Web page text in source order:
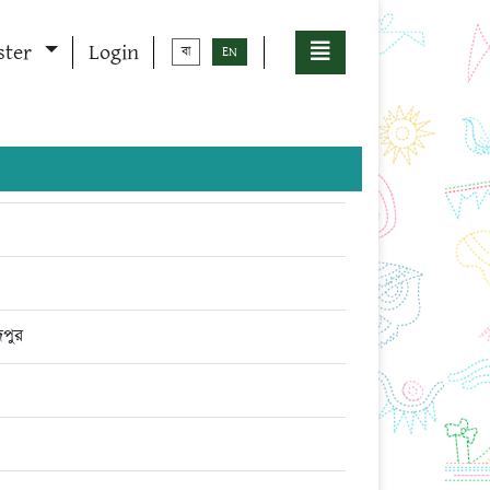
Login বা EN